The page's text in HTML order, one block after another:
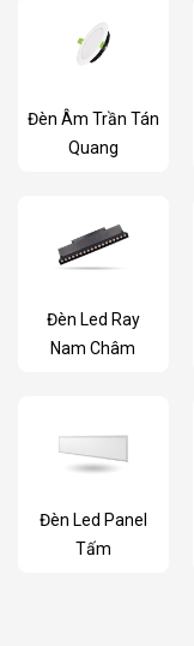
Đèn Âm Trần Tán
Quang
Đèn Led Ray
Nam Châm
Đèn Led Panel
Tấm